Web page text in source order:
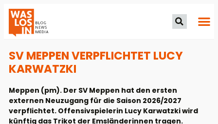
SV MEPPEN VERPFLICHTET LUCY
KARWATZKI
Meppen (pm). Der SV Meppen hat den ersten
externen Neuzugang für die Saison 2026/2027
verpflichtet. Offensivspielerin Lucy Karwatzki wird
künftig das Trikot der Emsländerinnen tragen.